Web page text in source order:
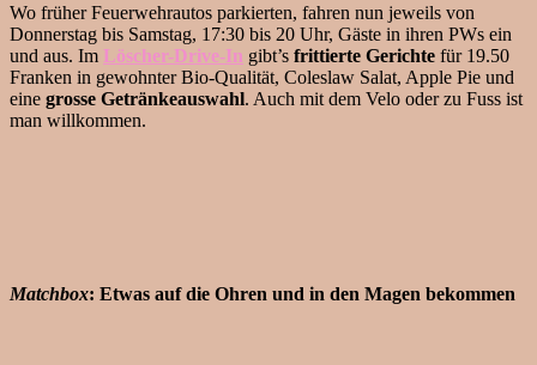
Wo früher Feuerwehrautos parkierten, fahren nun jeweils von
Donnerstag bis Samstag, 17:30 bis 20 Uhr, Gäste in ihren PWs ein
und aus. Im Löscher-Drive-In gibt’s frittierte Gerichte für 19.50
Franken in gewohnter Bio-Qualität, Coleslaw Salat, Apple Pie und
eine grosse Getränkeauswahl. Auch mit dem Velo oder zu Fuss ist
man willkommen.
Matchbox: Etwas auf die Ohren und in den Magen bekommen